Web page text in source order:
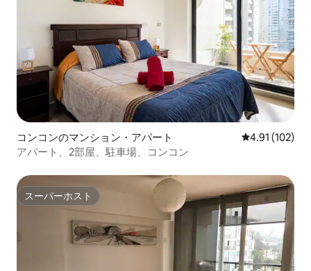
コンコンのマンション・アパート レビュー102
4.91 (102)
アパート、2部屋、駐車場、コンコン
スーパーホスト
スーパーホスト